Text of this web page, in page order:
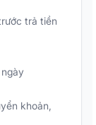
trả tiền
khoản,